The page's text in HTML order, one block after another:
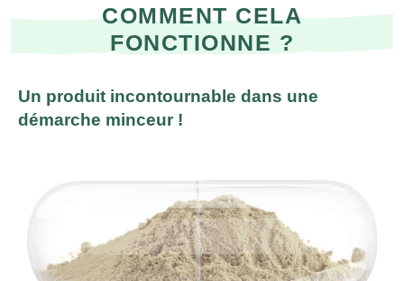
COMMENT CELA
FONCTIONNE ?
Un produit incontournable dans une
démarche minceur !